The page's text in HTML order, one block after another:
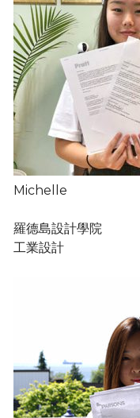
Michelle
羅德島設計學院
工業設計